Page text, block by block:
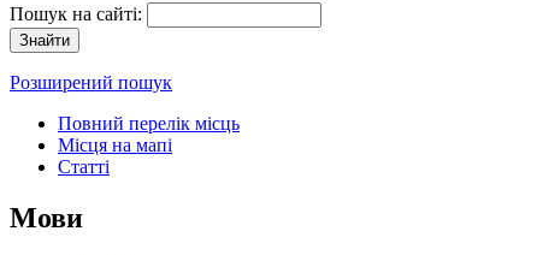
Пошук на сайті:
Розширений пошук
Повний перелік місць
Місця на мапі
Статті
Мови